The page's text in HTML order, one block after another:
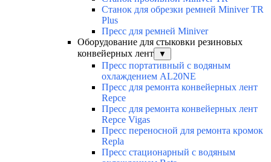
Станок для обрезки ремней Miniver TR
Plus
Пресс для ремней Miniver
Оборудование для стыковки резиновых
конвейерных лент
▼
Пресс портативный с водяным
охлаждением AL20NE
Пресс для ремонта конвейерных лент
Repce
Пресс для ремонта конвейерных лент
Repce Vigas
Пресс переносной для ремонта кромок
Repla
Пресс стационарный с водяным